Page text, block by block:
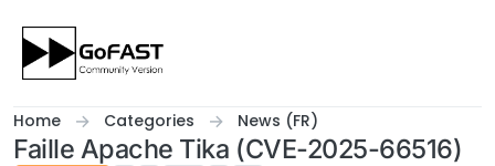
Home Categories News (FR)
Faille Apache Tika (CVE-2025-66516)